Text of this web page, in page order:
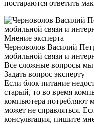
постараются ответить
Мнение эксперта
Черноволов Василий
мобильной связи и
Все сложные вопросы
Задать вопрос эксперту
Если блок питание
старый, то во время
компьютера потребляют
может не справляться.
консультация, пишите